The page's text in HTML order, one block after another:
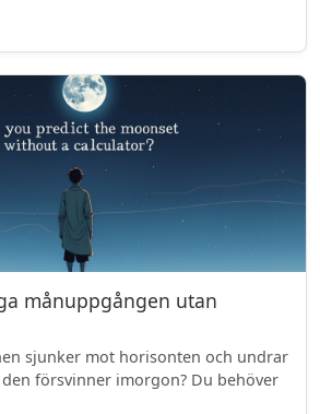
månuppgången utan
sjunker mot horisonten och undrar
försvinner imorgon? Du behöver